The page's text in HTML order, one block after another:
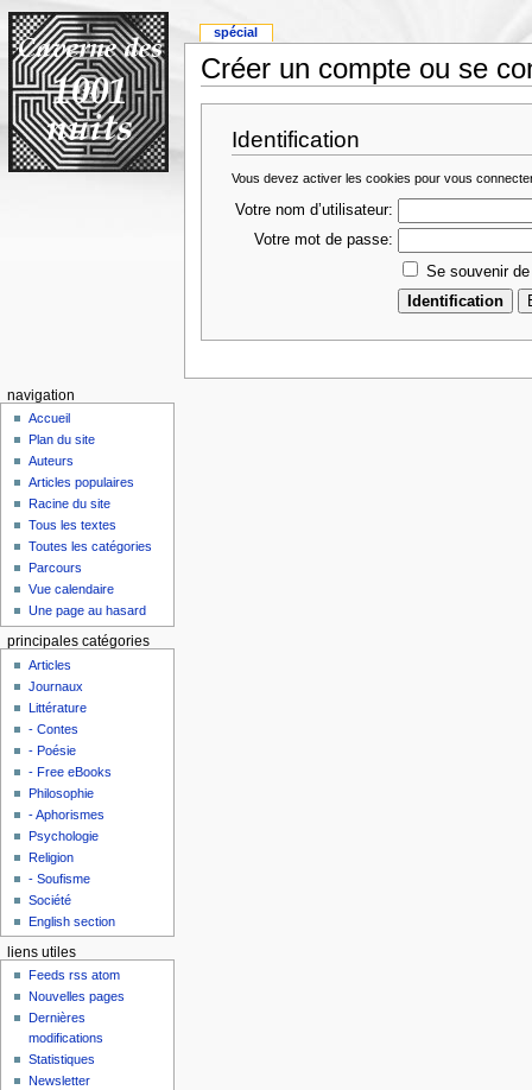
Créer un compte ou se
Identification
Vous devez activer les cookies pour vous
Votre nom d’utilisateur:
Votre mot de passe:
Se souvenir
spécial
navigation
Accueil
Plan du site
Auteurs
Articles populaires
Racine du site
Tous les textes
Toutes les catégories
Parcours
Vue calendaire
Une page au hasard
principales catégories
Articles
Journaux
Littérature
- Contes
- Poésie
- Free eBooks
Philosophie
- Aphorismes
Psychologie
Religion
- Soufisme
Société
English section
liens utiles
Feeds rss atom
Nouvelles pages
Dernières
modifications
Statistiques
Newsletter